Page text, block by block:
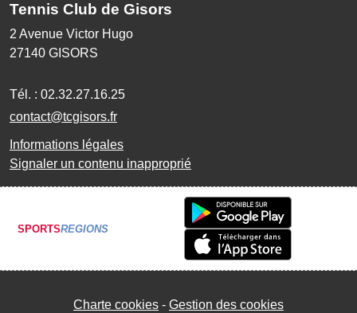
Tennis Club de Gisors
2 Avenue Victor Hugo
27140 GISORS
Tél. : 02.32.27.16.25
contact@tcgisors.fr
Informations légales
Signaler un contenu inapproprié
SPORTSREGIONS
Charte cookies Gestion des cookies